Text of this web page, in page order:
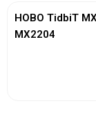
HOBO TidbiT
MX2204